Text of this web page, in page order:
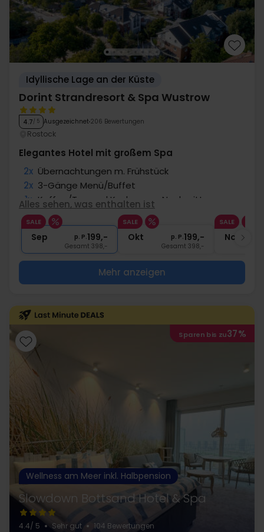
Idyllische Lage an der Küste
Dorint Strandresort & Spa Wustrow
4.7/ 5 Ausgezeichnet 206 Bewertungen
Rostock
Elegantes Hotel mit großem Spa
2x Übernachtungen m. Frühstück
2x 3-Gänge Menü/Buffet
1x Kaffee/Tee und Kuchen am Nachmittag
∞ Gratis Nutzung Spa-/Wellnessbereich
1x 1 Begrüßungsgetränk
Alles sehen, was enthalten ist
SALE
Sep p. P.199,-
Gesamt 398,-
SALE
Okt p. P.199,-
Gesamt 398,-
SALE
Nov
Mehr anzeigen
Sparen bis zu37%
Wellness am Meer inkl. Halbpension
Slowdown Bottsand Hotel & Spa
4.4/ 5 Sehr gut
104 Bewertungen